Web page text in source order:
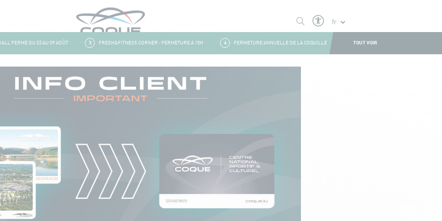
FERMÉ DU 03 AU 09 AOÛT 3 FRESH&FITNESS CORNER : FERMETURE À 15H 4 FERMETURE ANNUELLE DE LA COQUILLE FERMETURE ESTIVALE
TOUT VOIR